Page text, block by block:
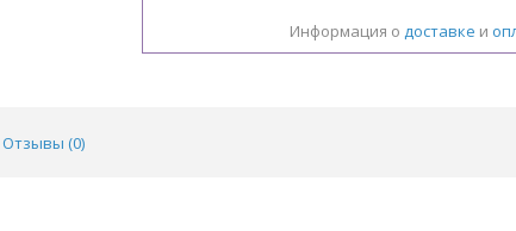
Информация о доставке и
Отзывы (0)